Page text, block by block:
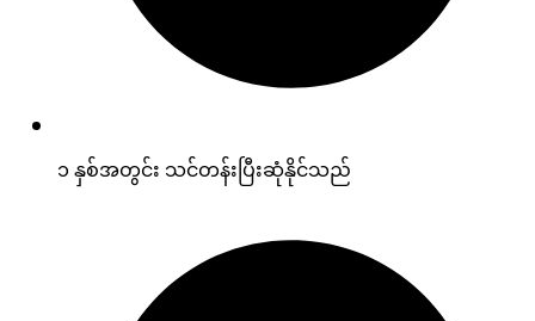
၁ နှစ်အတွင်း သင်တန်းပြီးဆုံနိုင်သည်